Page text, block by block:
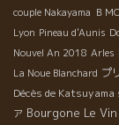
couple Nakayama ＢＭ
Lyon Pineau d'Aunis
Nouvel An 2018 Arles
La Noue Blanchard プ
Décès de Katsuyama
ア Bourgone Le